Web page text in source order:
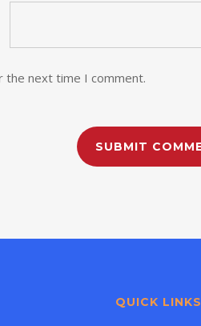
the next time I comment.
QUICK LINKS